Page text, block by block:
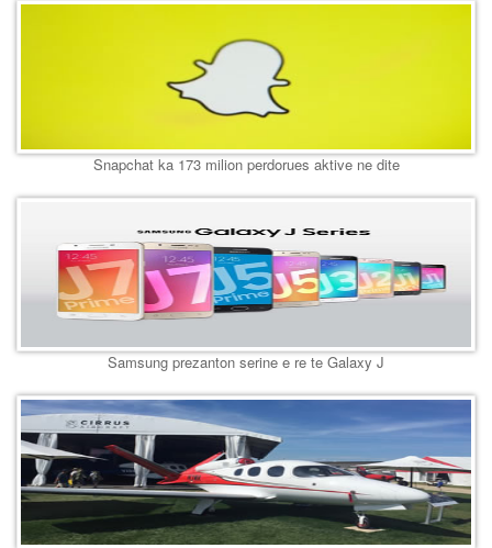
Snapchat ka 173 milion perdorues aktive ne dite
Samsung prezanton serine e re te Galaxy J